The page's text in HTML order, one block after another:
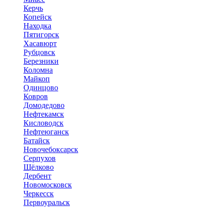
Керчь
Копейск
Находка
Пятигорск
Хасавюрт
Рубцовск
Березники
Коломна
Майкоп
Одинцово
Ковров
Домодедово
Нефтекамск
Кисловодск
Нефтеюганск
Батайск
Новочебоксарск
Серпухов
Щёлково
Дербент
Новомосковск
Черкесск
Первоуральск